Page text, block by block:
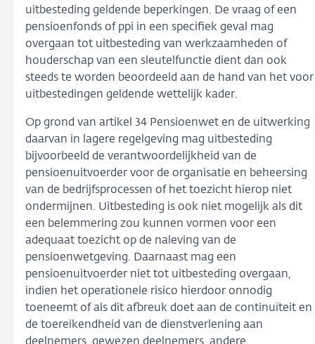
uitbesteding geldende beperkingen. De vraag of een
pensioenfonds of ppi in een specifiek geval mag
overgaan tot uitbesteding van werkzaamheden of
houderschap van een sleutelfunctie dient dan ook
steeds te worden beoordeeld aan de hand van het voor
uitbestedingen geldende wettelijk kader.
Op grond van artikel 34 Pensioenwet en de uitwerking
daarvan in lagere regelgeving mag uitbesteding
bijvoorbeeld de verantwoordelijkheid van de
pensioenuitvoerder voor de organisatie en beheersing
van de bedrijfsprocessen of het toezicht hierop niet
ondermijnen. Uitbesteding is ook niet mogelijk als dit
een belemmering zou kunnen vormen voor een
adequaat toezicht op de naleving van de
pensioenwetgeving. Daarnaast mag een
pensioenuitvoerder niet tot uitbesteding overgaan,
indien het operationele risico hierdoor onnodig
toeneemt of als dit afbreuk doet aan de continuïteit en
de toereikendheid van de dienstverlening aan